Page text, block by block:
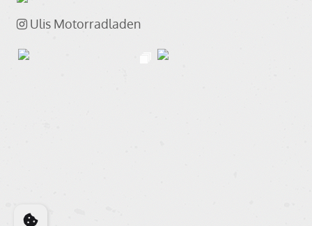
Ulis Motorradladen